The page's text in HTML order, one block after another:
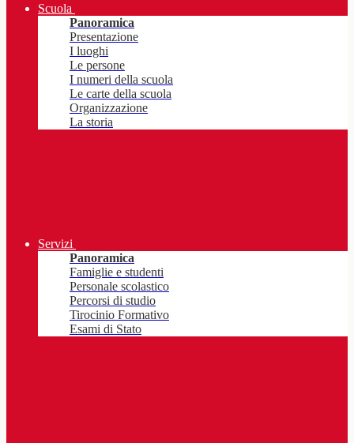
Scuola
Panoramica
Presentazione
I luoghi
Le persone
I numeri della scuola
Le carte della scuola
Organizzazione
La storia
Servizi
Panoramica
Famiglie e studenti
Personale scolastico
Percorsi di studio
Tirocinio Formativo
Esami di Stato